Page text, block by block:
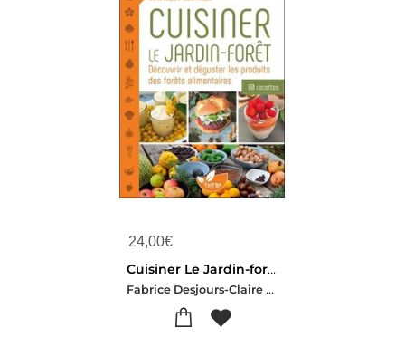
24,00€
Cuisiner Le Jardin-foret : Decouvrir Et Deguster Les Produits Des Forets Alimentaires - 80 Recettes
Fabrice Desjours-Claire Mauquie